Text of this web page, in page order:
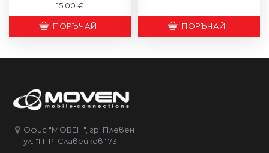
15.00 €
ПОРЪЧАЙ ПОРЪЧАЙ
Офис "МОВЕН", гр. Плевен
ул. "П. Р. Славейков" 73